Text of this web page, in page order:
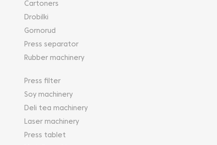
Cartoners
Drobilki
Gornorud
Press separator
Rubber machinery
Press filter
Soy machinery
Deli tea machinery
Laser machinery
Press tablet